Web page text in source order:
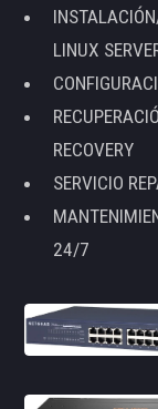
LINUX
RECOVERY
SERVICIO
24/7